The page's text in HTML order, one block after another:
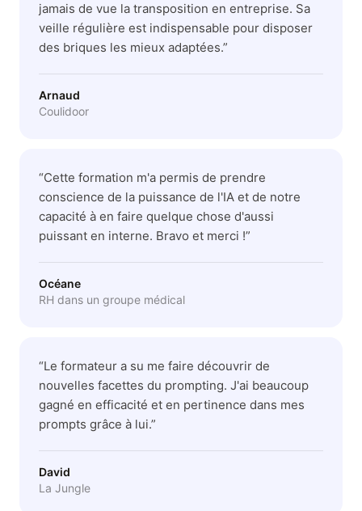
jamais de vue la transposition en entreprise. Sa
veille régulière est indispensable pour disposer
des briques les mieux adaptées.”
Arnaud
Coulidoor
“Cette formation m'a permis de prendre
conscience de la puissance de l'IA et de notre
capacité à en faire quelque chose d'aussi
puissant en interne. Bravo et merci !”
Océane
RH dans un groupe médical
“Le formateur a su me faire découvrir de
nouvelles facettes du prompting. J'ai beaucoup
gagné en efficacité et en pertinence dans mes
prompts grâce à lui.”
David
La Jungle